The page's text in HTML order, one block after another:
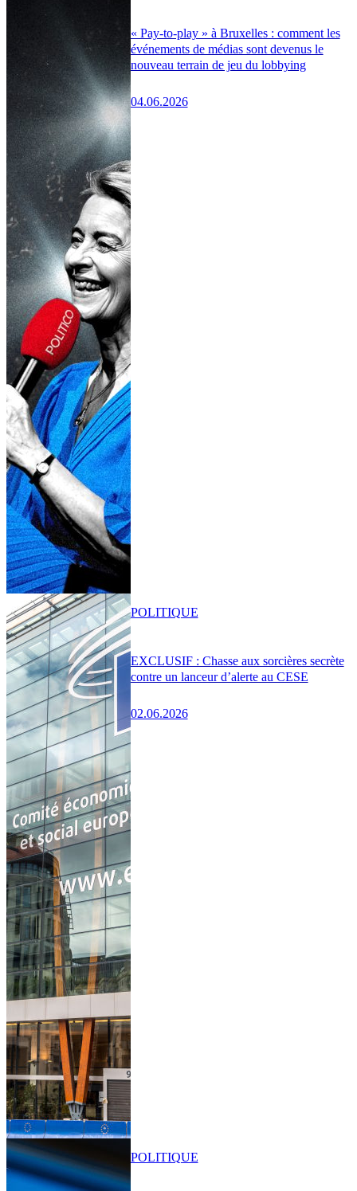
« Pay-to-play » à Bruxelles : comment les
événements de médias sont devenus le
nouveau terrain de jeu du lobbying
04.06.2026
EXCLUSIF : Chasse aux sorcières secrète
contre un lanceur d’alerte au CESE
02.06.2026
POLITIQUE
POLITIQUE